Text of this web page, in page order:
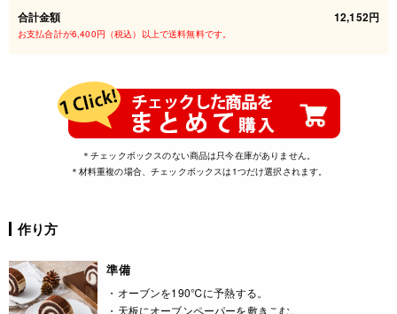
合計金額 12,152円
お支払合計が6,400円（税込）以上で送料無料です。
＊チェックボックスのない商品は只今在庫がありません。
＊材料重複の場合、チェックボックスは1つだけ選択されます。
作り方
準備
・オーブンを190℃に予熱する。
・天板にオーブンペーパーを敷きこむ。